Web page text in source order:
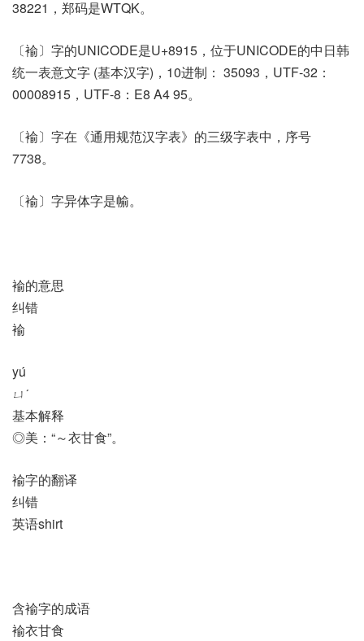
38221，郑码是WTQK。
〔褕〕字的UNICODE是U+8915，位于UNICODE的中日韩
统一表意文字 (基本汉字)，10进制： 35093，UTF-32：
00008915，UTF-8：E8 A4 95。
〔褕〕字在《通用规范汉字表》的三级字表中，序号
7738。
〔褕〕字异体字是㡏。
褕的意思
纠错
褕
yú
ㄩˊ
基本解释
◎美：“～衣甘食”。
褕字的翻译
纠错
英语shirt
含褕字的成语
褕衣甘食